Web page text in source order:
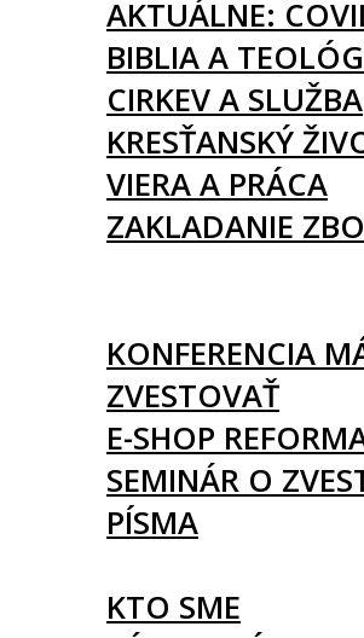
AKTUÁLNE:
BIBLIA A
CIRKEV A SLUŽBA
KRESŤANSKÝ
VIERA A PRÁCA
ZAKLADANIE
KONFERENCIA
ZVESTOVAŤ
E-SHOP
SEMINÁR O
PÍSMA
KTO SME